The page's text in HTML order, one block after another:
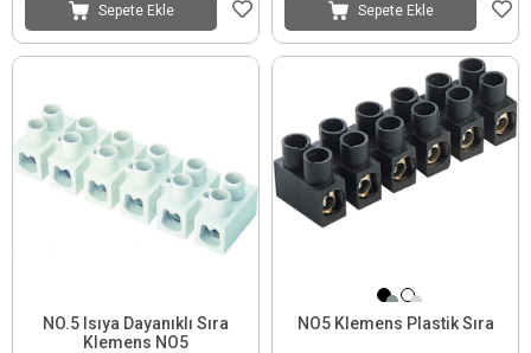
Sepete Ekle Sepete Ekle
NO.5 Isıya Dayanıklı Sıra
Klemens NO5
NO5 Klemens Plastik Sıra